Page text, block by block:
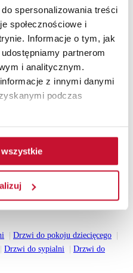
spersonalizowania treści
społecznościowe i
Informacje o tym, jak
partnerom
i analitycznym.
z innymi danymi
podczas
2026
drewnianych 2026
Drzwi do pokoju dziecięcego
Drzwi do sypialni
Drzwi do